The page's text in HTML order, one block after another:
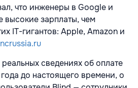
что инженеры в Google и
высокие зарплаты, чем
IT-гигантов: Apple, Amazon и
сведениях об оплате
до настоящего времени, о